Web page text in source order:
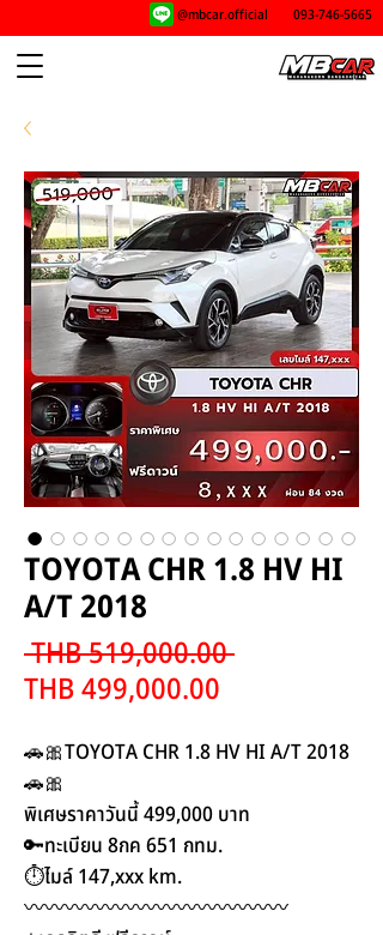
@mbcar.official 093-746-5665
TOYOTA CHR 1.8 HV HI
A/T 2018
THB 519,000.00 Regular
THB 499,000.00
🚗🎀TOYOTA CHR 1.8 HV HI A/T 2018
🚗🎀
พิเศษราคาวันนี้ 499,000 บาท
🔑ทะเบียน 8กค 651 กทม.
⏱ไมล์ 147,xxx km.
〰️〰️〰️〰️〰️〰️〰️〰️〰️〰️〰️〰️〰️